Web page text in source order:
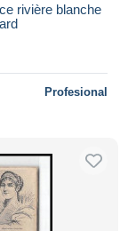
rivière blanche
Profesional